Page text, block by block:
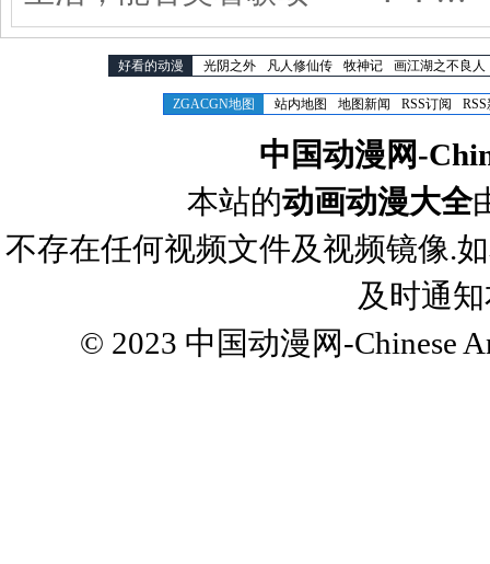
好看的动漫 光阴之外 凡人修仙传 牧神记 画江湖之不良人
ZGACGN地图 站内地图 地图新闻 RSS订阅
中国动漫网-
本站的动画动漫大全
不存在任何视频文件及视频镜像.
及时通
© 2023 中国动漫网-Chinese